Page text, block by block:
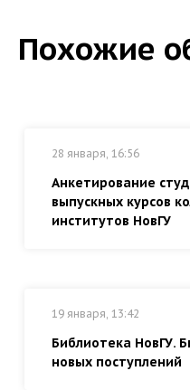
Похожие
28 января, 16:56
Анкетирование
выпускных курсов
институтов НовГУ
19 января, 13:42
Библиотека НовГУ.
новых поступлений